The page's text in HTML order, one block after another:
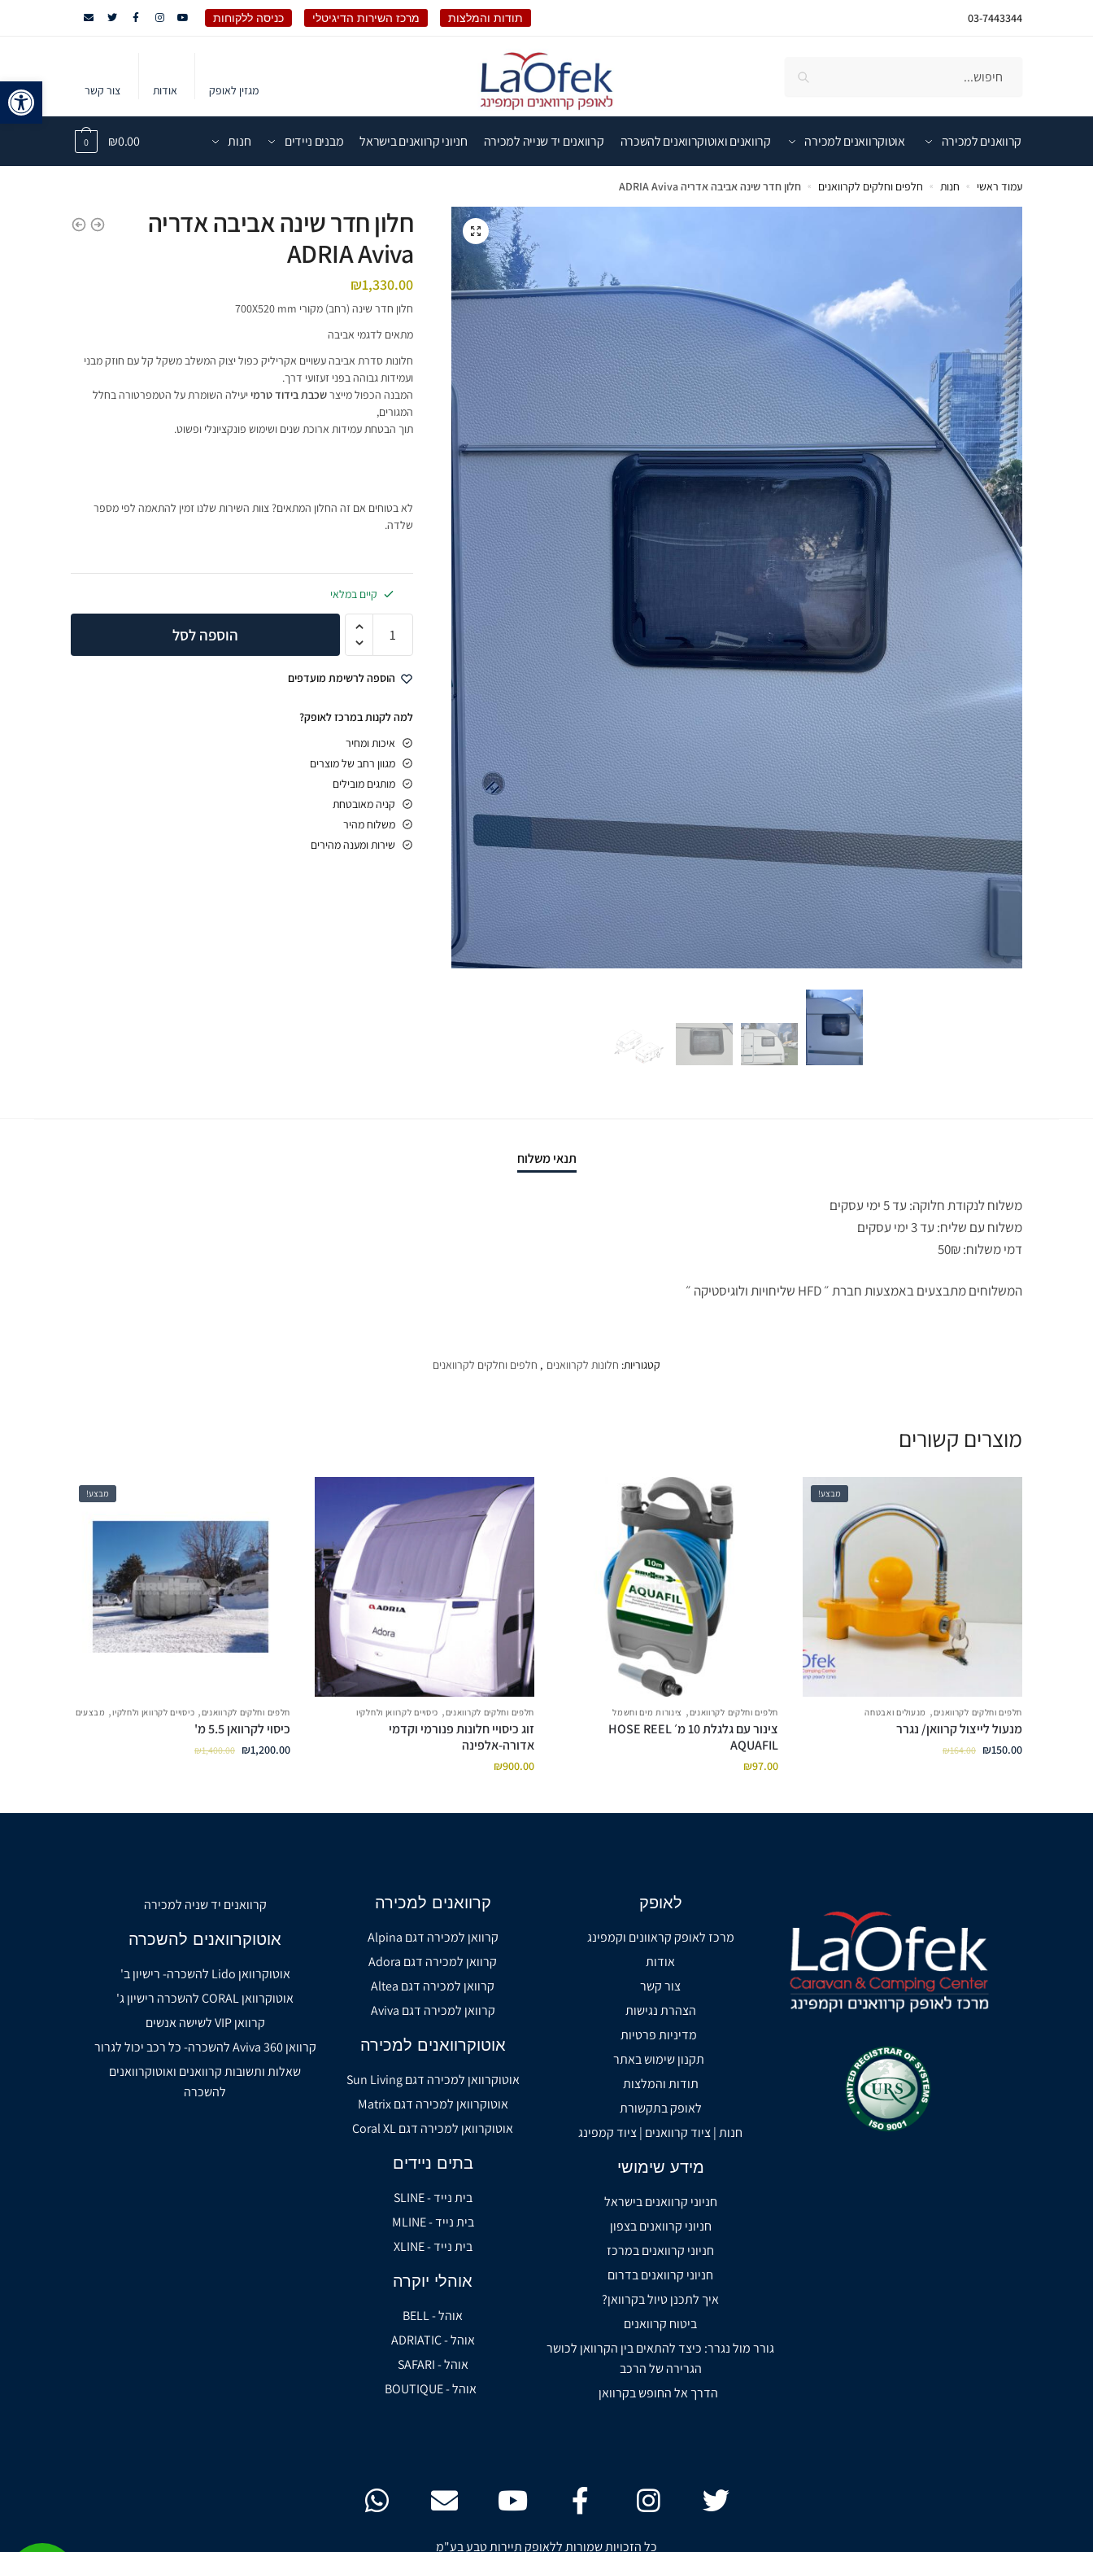
03-7443344 תודות והמלצות מרכז השירות הדיגיטלי כניסה ללקוחות
מגזין לאופק אודות צור קשר
קרוואנים למכירה אוטוקרוואנים למכירה קרוואנים ואוטוקרוואנים להשכרה קרוואנים יד שנייה למכירה חניוני קרוואנים בישראל מבנים ניידים חנות ₪0.00
0
עמוד ראשי » חנות » חלפים וחלקים לקרוואנים » חלון חדר שינה אביבה אדריה ADRIA Aviva
🔍
חלון חדר שינה אביבה אדריה
ADRIA Aviva
₪1,330.00
חלון חדר שינה (רחב) מקורי 700X520 mm
מתאים לדגמי אביבה
חלונות סדרת אביבה עשויים אקריליק כפול יצוק המשלב משקל קל עם חוזק מבני
ועמידות גבוהה בפני זעזועי דרך.
המבנה הכפול מייצרשכבת בידוד טרמי יעילה השומרת על הטמפרטורה בחלל
המגורים,
תוך הבטחת עמידות ארוכת שנים ושימוש פונקציונלי ופשוט.
לא בטוחים אם זה החלון המתאים? צוות השירות שלנו זמין להתאמה לפי מספר
שלדה.
קיים במלאי
הוספה לסל
הוספה לרשימת מועדפים
למה לקנות במרכז לאופק?
איכות ומחיר
מגוון רחב של מוצרים
מותגים מובילים
קניה מאובטחת
משלוח מהיר
שירות ומענה מהירים
תנאי משלוח
משלוח לנקודת חלוקה: עד 5 ימי עסקים
משלוח עם שליח: עד 3 ימי עסקים
דמי משלוח: 50₪
המשלוחים מתבצעים באמצעות חברת ״ HFD שליחויות ולוגיסטיקה ״
קטגוריות: חלונות לקרוואנים , חלפים וחלקים לקרוואנים
מוצרים קשורים
מבצע!
חלפים וחלקים לקרוואנים, מנעולים ואבטחה
מנעול לייצול קרוואן/ נגרר
₪164.00 ₪150.00
חלפים וחלקים לקרוואנים, צינורות מים וחשמל
צינור עם גלגלת 10 מ׳ HOSE REEL
AQUAFIL
₪97.00
חלפים וחלקים לקרוואנים, כיסויים לקרוואן ולחלקיו
זוג כיסויי חלונות פנורמי וקדמי
אדורה-אלפינה
₪900.00
מבצע!
חלפים וחלקים לקרוואנים, כיסויים לקרוואן ולחלקיו, מבצעים
כיסוי לקרוואן 5.5 מ'
₪1,400.00 ₪1,200.00
לאופק
מרכז לאופק קראוונים וקמפינג
אודות
צור קשר
הצהרת נגישות
מדיניות פרטיות
תקנון שימוש באתר
תודות והמלצות
לאופק בתקשורת
חנות | ציוד קרוואנים | ציוד קמפינג
מידע שימושי
חניוני קרוואנים בישראל
חניוני קרוואנים בצפון
חניוני קרוואנים במרכז
חניוני קרוואנים בדרום
איך לתכנן טיול בקרוואן?
ביטוח קרוואנים
גורר מול נגרר: כיצד להתאים בין הקרוואן לכושר
הגרירה של הרכב
הדרך אל החופש בקרוואן
קרוואנים למכירה
קרוואן למכירה דגם Alpina
קרוואן למכירה דגם Adora
קרוואן למכירה דגם Altea
קרוואן למכירה דגם Aviva
אוטוקרוואנים למכירה
אוטוקרוואן למכירה דגם Sun Living
אוטוקרוואן למכירה דגם Matrix
אוטוקרוואן למכירה דגם Coral XL
בתים ניידים
בית נייד - SLINE
בית נייד - MLINE
בית נייד - XLINE
אוהלי יוקרה
אוהל - BELL
אוהל - ADRIATIC
אוהל - SAFARI
אוהל - BOUTIQUE
קרוואנים יד שניה למכירה
אוטוקרוואנים להשכרה
אוטוקרוואן Lido להשכרה- רישיון ב'
אוטוקרוואן CORAL להשכרה רישיון ג'
קרוואן VIP לשישה אנשים
קרוואן Aviva 360 להשכרה- כל רכב יכול לגרור
שאלות ותשובות קרוואנים ואוטוקרוואנים
להשכרה
כל הזכויות שמורות ללאופק תיירות טבע בע"מ